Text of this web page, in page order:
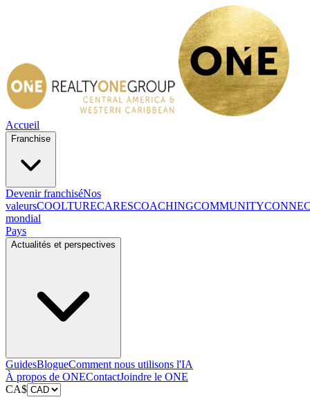
Accueil
Franchise
Devenir franchiséNos
valeursCOOLTURECARESCOACHINGCOMMUNITY
mondial
Pays
Actualités et perspectives
GuidesBlogueComment nous utilisons l'IA
À propos de ONEContactJoindre le ONE
CA$